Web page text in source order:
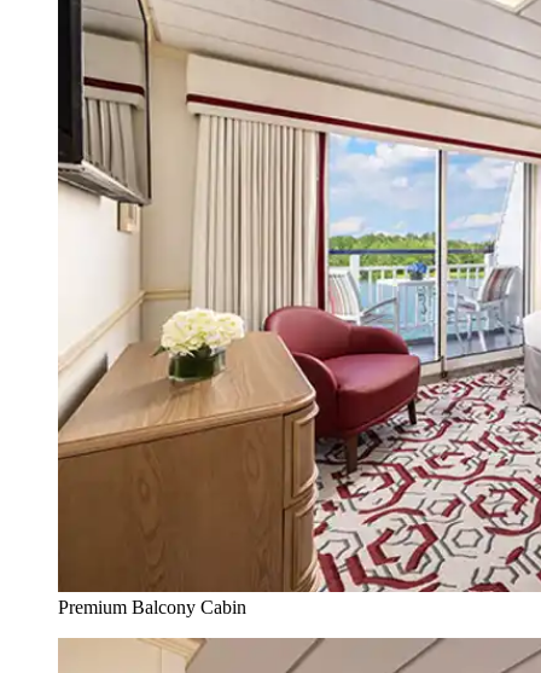
Premium Balcony Cabin